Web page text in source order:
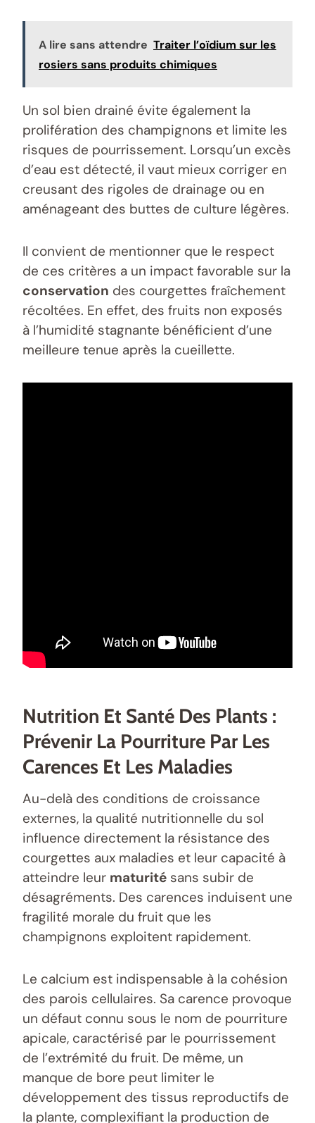
A lire sans attendre Traiter l’oïdium sur les
rosiers sans produits chimiques
Un sol bien drainé évite également la
prolifération des champignons et limite les
risques de pourrissement. Lorsqu’un excès
d’eau est détecté, il vaut mieux corriger en
creusant des rigoles de drainage ou en
aménageant des buttes de culture légères.
Il convient de mentionner que le respect
de ces critères a un impact favorable sur la
conservation des courgettes fraîchement
récoltées. En effet, des fruits non exposés
à l’humidité stagnante bénéficient d’une
meilleure tenue après la cueillette.
Nutrition Et Santé Des Plants :
Prévenir La Pourriture Par Les
Carences Et Les Maladies
Au-delà des conditions de croissance
externes, la qualité nutritionnelle du sol
influence directement la résistance des
courgettes aux maladies et leur capacité à
atteindre leur maturité sans subir de
désagréments. Des carences induisent une
fragilité morale du fruit que les
champignons exploitent rapidement.
Le calcium est indispensable à la cohésion
des parois cellulaires. Sa carence provoque
un défaut connu sous le nom de pourriture
apicale, caractérisé par le pourrissement
de l’extrémité du fruit. De même, un
manque de bore peut limiter le
développement des tissus reproductifs de
la plante, complexifiant la production de